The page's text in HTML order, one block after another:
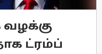
வழக்கு
ட்ரம்ப்